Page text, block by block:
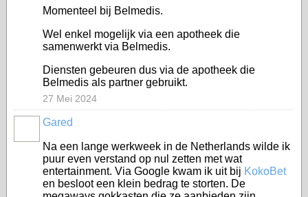
Momenteel bij Belmedis.
Wel enkel mogelijk via een apotheek die
samenwerkt via Belmedis.
Diensten gebeuren dus via de apotheek die
Belmedis als partner gebruikt.
27 Mei 2024
Gared
Na een lange werkweek in de Netherlands wilde ik
puur even verstand op nul zetten met wat
entertainment. Via Google kwam ik uit bij KokoBet
en besloot een klein bedrag te storten. De